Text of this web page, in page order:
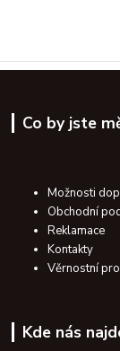
Co by jste
Možnosti
Obchodní
Reklamace
Kontakty
Věrnostní
Kde nás